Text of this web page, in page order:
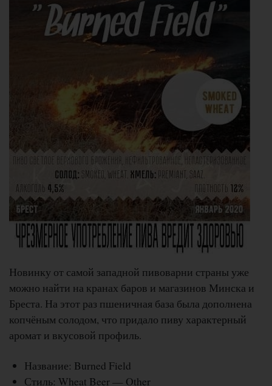
Новинку от самой западной пивоварни страны уже
можно найти на кранах баров и магазинов Минска и
Бреста. На этот раз пшеничная база была дополнена
копчёным солодом, что придало пиву характерный
аромат и вкусовой профиль.
Название: Burned Field
Стиль: Wheat Beer — Other